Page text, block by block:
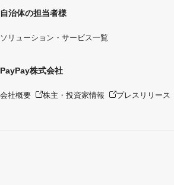
自治体の担当者様
ソリューション・サービス一覧
PayPay株式会社
会社概要 株主・投資家情報 プレスリリース